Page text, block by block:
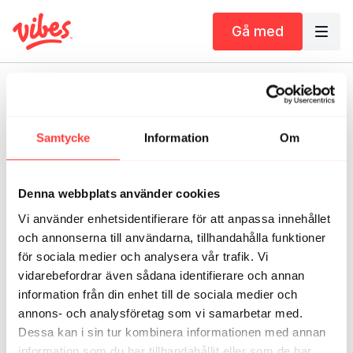
Samtycke Information Om
Denna webbplats använder cookies
Vi använder enhetsidentifierare för att anpassa innehållet
och annonserna till användarna, tillhandahålla funktioner
för sociala medier och analysera vår trafik. Vi
vidarebefordrar även sådana identifierare och annan
information från din enhet till de sociala medier och
annons- och analysföretag som vi samarbetar med.
Dessa kan i sin tur kombinera informationen med annan
Gå med
RÖRELSEPAUS Tisdag 16/6
10.00
Häng med live från Vibeskontoret på en 10-15
minuters rörelsepaus där du inte behöver byta om.
Perfekt avbrott under arbetsdagen för ny energi och
en lösare känsla i hela kroppen. Hör du oss?
Aktiv rörlighet
Hela kroppen